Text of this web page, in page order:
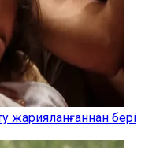
жарияланғаннан бері